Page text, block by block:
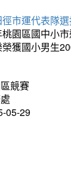
市運代表隊
園區國中小
獲國小男生
競賽
05-29